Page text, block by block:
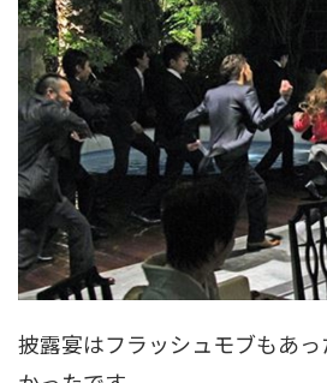
披露宴はフラッシュモブもあ